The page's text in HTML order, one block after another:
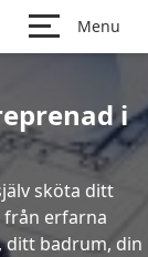
Menu
i
sköta ditt
erfarna
ditt badrum, din